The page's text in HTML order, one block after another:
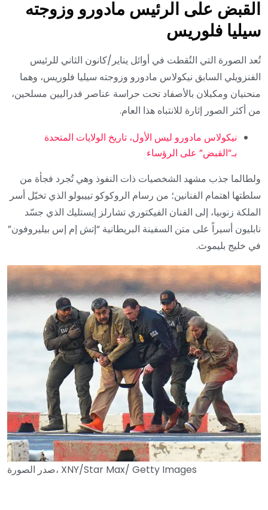
القبض على الرئيس مادورو وزوجته
سيليا فلوريس
تُعد الصورة التي التُقطت في أوائل يناير/كانون الثاني للرئيس
الفنزويلي السابق نيكولاس مادورو وزوجته سيليا فلوريس، وهما
منحنيان ومكبلان بالأصفاد تحت حراسة عناصر فدراليين مسلحين،
من أكثر الصور إثارة للانتباه هذا العام.
نيكولاس مادورو ليس الأول، تاريخ الولايات المتحدة
بـ”القبض” على الرؤساء
ولطالما جذب مشهد الشخصيات ذات النفوذ وهي تُجرد فجأة من
سلطتها اهتمام الفنانين؛ من رسام الروكوكو تييبولو الذي تخيّل أسر
الملكة زنوبيا، إلى الفنان الفيكتوري تشارلز إيستليك الذي جسّد
نابليون أسيراً على متن السفينة البريطانية “إتش إم إس بيليروفون”
في خليج بليموث.
صدر الصورة، XNY/Star Max/ Getty Images